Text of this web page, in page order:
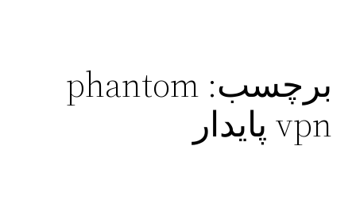
برچسب: phantom
vpn پایدار